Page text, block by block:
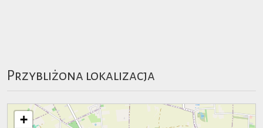
Przybliżona lokalizacja
+